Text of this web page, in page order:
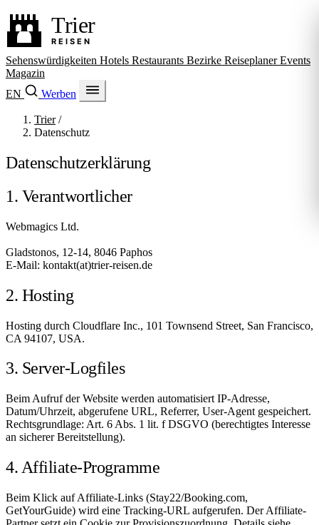
Sehenswürdigkeiten Hotels Restaurants Bezirke ReiseplanerEvents
Magazin
EN
Werben
Trier /
Datenschutz
Datenschutzerklärung
1. Verantwortlicher
Webmagics Ltd.
Gladstonos, 12-14, 8046 Paphos
E-Mail: kontakt(at)@
trier-reisen.de
2. Hosting
Hosting durch Cloudflare Inc., 101 Townsend Street, San Francisco,
CA 94107, USA.
3. Server-Logfiles
Beim Aufruf der Website werden automatisiert IP-Adresse,
Datum/Uhrzeit, abgerufene URL, Referrer, User-Agent gespeichert.
Rechtsgrundlage: Art. 6 Abs. 1 lit. f DSGVO (berechtigtes Interesse
an sicherer Bereitstellung).
4. Affiliate-Programme
Beim Klick auf Affiliate-Links (Stay22/Booking.com,
GetYourGuide) wird eine Tracking-URL aufgerufen. Der Affiliate-